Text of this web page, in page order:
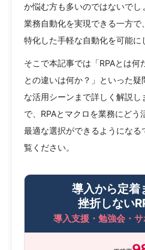
か悩む方も多いのではないでし
業務自動化を実現できる一方で
特化した手軽な自動化を可能に
そこで本記事では「RPAとは何
との違いは何か？」といった
な活用シーンまで詳しく解説し
で、RPAとマクロを業務にどう
最適な選択ができるようにな
覧ください。
導入から定着
挫折しない
導入支援・勉強会・